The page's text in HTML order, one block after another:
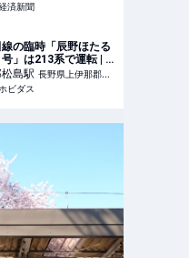
済新聞
の臨時「辰野ほたる
」は213系で運転 | 鉄
ダス
島駅 長野県上伊那郡箕
ビダス